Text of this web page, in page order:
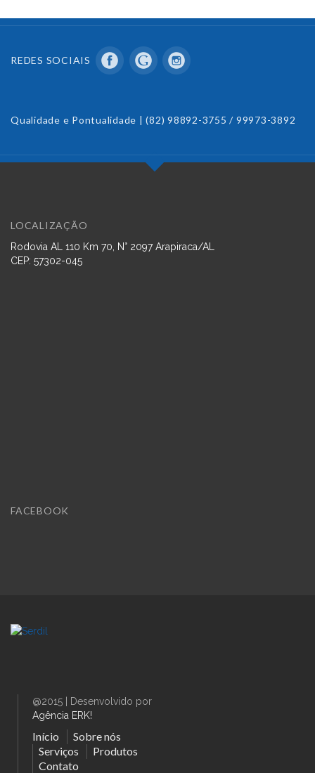
REDES SOCIAIS
Qualidade e Pontualidade | (82) 98892-3755 / 99973-3892
LOCALIZAÇÃO
Rodovia AL 110 Km 70, N° 2097 Arapiraca/AL
CEP: 57302-045
FACEBOOK
@2015 | Desenvolvido por
Agência ERK!
Início
Sobre nós
Serviços
Produtos
Contato